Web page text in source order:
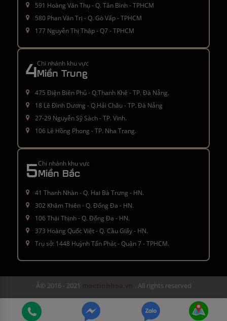
591 Hoàng Văn Thụ - Q. Tân Bình - TPHCM
580 Phan Văn Trị - Q. Gò Vấp - TPHCM
177 Nguyễn Thị Thập - Q7 - TPHCM
4Chi nhánh khu vực
Miền Trung
475 Điện Biên Phủ - Q.Thanh Khê - TP. Đà Nẵng.
18 Lê Đình Dương - Q.Hải Châu - TP. Đà Nẵng
27-29 Nguyễn Sỹ Sách - TP. Vinh.
106 Lê Hồng Phong - TP. Nha Trang.
5Chi nhánh khu vực
Miền Bắc
41 Thanh Nhàn - Q. Hai Bà Trưng - HN.
302 Khâm Thiên - Q. Đống Đa - HN.
106 Thái Thịnh - Q. Đống Đa - HN.
373 Hoàng Quốc Việt - Q. Cầu Giấy - HN.
Trụ sở: 1448 Huỳnh Tấn Phát - Quận 7 - TPHCM.
Â© 2016 - 2021 . All rights reserved